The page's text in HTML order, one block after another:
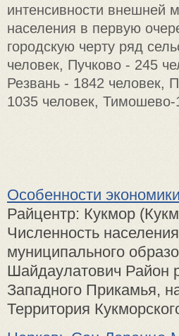
интенсивности внешней
населения в первую
городскую черту ряд
человек, Пучково - 245
Резвань - 1842 человек,
1035 человек, Тимошево-
Особенности
Райцентр: Кукмор
Численность
муниципального
Шайдаулатович Район
Западного Прикамья,
Территория